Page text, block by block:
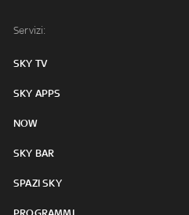
Servizi:
SKY TV
SKY APPS
NOW
SKY BAR
SPAZI SKY